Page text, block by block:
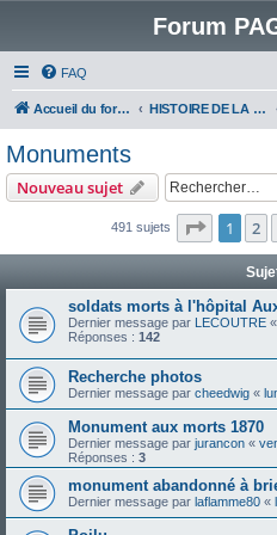
Forum
FAQ
Accueil du forum HISTOIRE DE LA GRANDE GUERRE
Monuments
Nouveau sujet
491 sujets Page 1
1 2
soldats morts à l'hôpital
Dernier message par LECOUTRE «
Réponses : 142
Recherche photos
Dernier message par cheedwig «
Monument aux morts 1870
Dernier message par jurancon «
Réponses : 3
monument abandonné à
Dernier message par laflamme80 «